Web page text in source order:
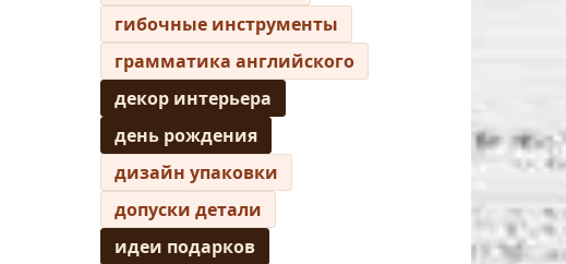
гибочные инструменты
грамматика английского
декор интерьера
день рождения
дизайн упаковки
допуски детали
идеи подарков